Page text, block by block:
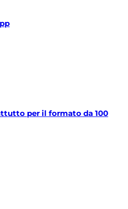
per il formato da 100